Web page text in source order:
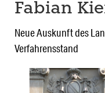
Fabian
Neue Auskunft des
Verfahrensstand